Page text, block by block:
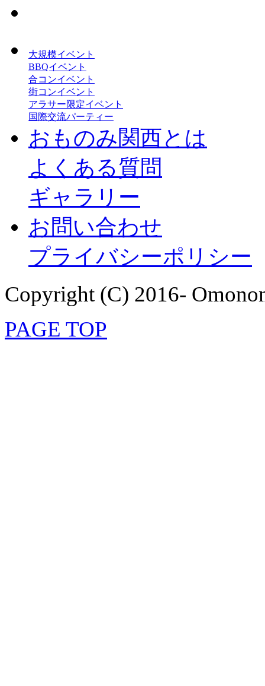
大規模イベント
BBQイベント
合コンイベント
街コンイベント
アラサー限定イベント
国際交流パーティー
おものみ関西とは
よくある質問
ギャラリー
お問い合わせ
プライバシーポリシー
Copyright (C) 2016-
PAGE TOP